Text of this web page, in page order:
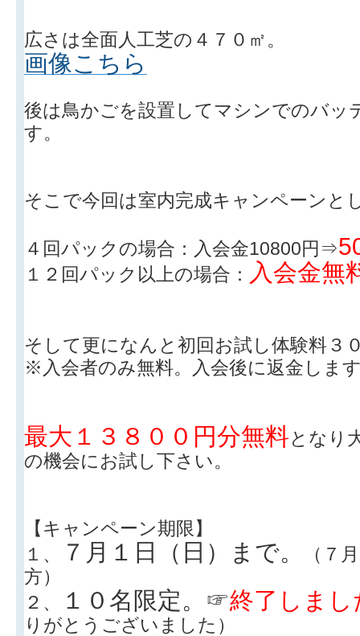
広さは全面人工芝の４７０㎡。
画像こちら
後は鳥かごを設置してマシンでのバッ
す。
そこで今回は室内完成キャンペーンと
４回パックの場合：入会金10800円⇒
１２回パック以上の場合： 入会金無
そして更になんと初回お試し体験料３
※入会者のみ無料。入会後に返金しま
最大１３８００円分無料となり
の機会にお試し下さい。
【キャンペーン期限】
１、
７月１日（日）まで。
（７
方）
２、
１０名限定。☞終了しまし
りがとうございました）